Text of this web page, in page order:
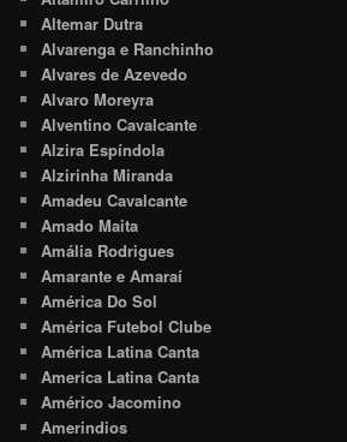
Altemar Dutra
Alvarenga e Ranchinho
Alvares de Azevedo
Alvaro Moreyra
Alventino Cavalcante
Alzira Espíndola
Alzirinha Miranda
Amadeu Cavalcante
Amado Maita
Amália Rodrigues
Amarante e Amaraí
América Do Sol
América Futebol Clube
América Latina Canta
America Latina Canta
Américo Jacomino
Amerindios